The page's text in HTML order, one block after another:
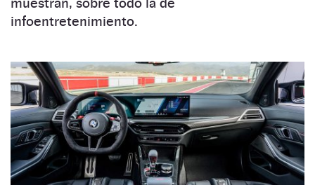
infoentretenimiento.